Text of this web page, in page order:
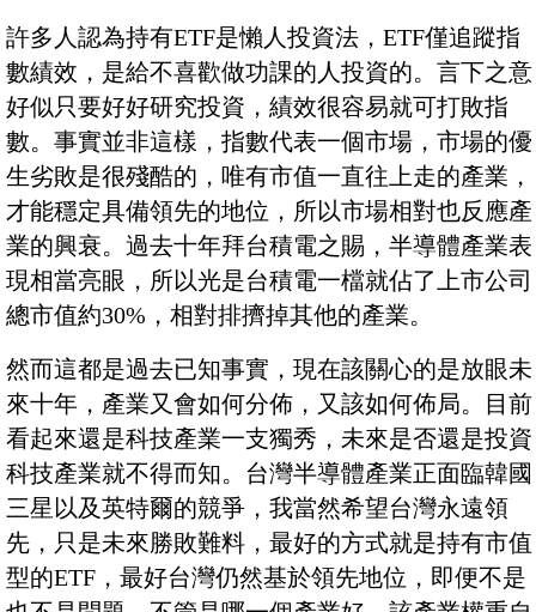
許多人認為持有ETF是懶人投資法，ETF僅追蹤指
數績效，是給不喜歡做功課的人投資的。言下之意
好似只要好好研究投資，績效很容易就可打敗指
數。事實並非這樣，指數代表一個市場，市場的優
生劣敗是很殘酷的，唯有市值一直往上走的產業，
才能穩定具備領先的地位，所以市場相對也反應產
業的興衰。過去十年拜台積電之賜，半導體產業表
現相當亮眼，所以光是台積電一檔就佔了上市公司
總市值約30%，相對排擠掉其他的產業。
然而這都是過去已知事實，現在該關心的是放眼未
來十年，產業又會如何分佈，又該如何佈局。目前
看起來還是科技產業一支獨秀，未來是否還是投資
科技產業就不得而知。台灣半導體產業正面臨韓國
三星以及英特爾的競爭，我當然希望台灣永遠領
先，只是未來勝敗難料，最好的方式就是持有市值
型的ETF，最好台灣仍然基於領先地位，即便不是